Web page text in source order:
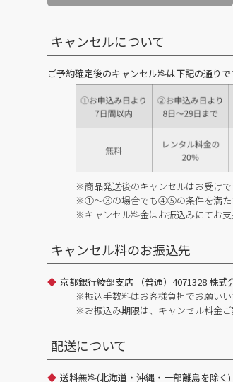
キャンセルについて
ご予約確定後のキャンセル料は下記の通りで
※商品発送後のキャンセルはお受けで
※①～③の場合でも④⑤の条件を満た
※キャンセル料金はお振込みにてお支
キャンセル料のお振込先
京都銀行綾部支店 （普通）4071328 株式
※振込手数料はお客様負担でお願いい
※お振込み期限は、キャンセル料金ご
配送について
送料無料(北海道・沖縄・一部離島を除く